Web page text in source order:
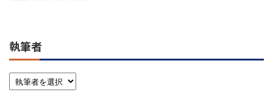
執筆者